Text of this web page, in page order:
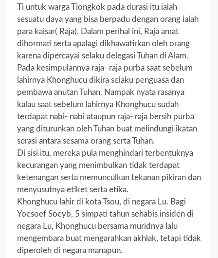
Ti untuk warga Tiongkok pada durasi itu ialah
sesuatu daya yang bisa berpadu dengan orang ialah
para kaisar( Raja). Dalam perihal ini, Raja amat
dihormati serta apalagi dikhawatirkan oleh orang
karena dipercayai selaku delegasi Tuhan di Alam.
Pada kesimpulannya raja- raja purba saat sebelum
lahirnya Khonghucu dikira selaku penguasa dan
pembawa anutan Tuhan. Nampak nyata rasanya
kalau saat sebelum lahirnya Khonghucu sudah
terdapat nabi- nabi ataupun raja- raja bersih purba
yang diturunkan oleh Tuhan buat melindungi ikatan
serasi antara sesama orang serta Tuhan.
Di sisi itu, mereka pula menghindari terbentuknya
kecurangan yang menimbulkan tidak terdapat
ketenangan serta memunculkan tekanan pikiran dan
menyusutnya etiket serta etika.
Khonghucu lahir di kota Tsou, di negara Lu. Bagi
Yoesoef Soeyb, 5 simpati tahun sehabis insiden di
negara Lu, Khonghucu bersama muridnya lalu
mengembara buat mengarahkan akhlak, tetapi tidak
diperoleh di negara manapun.